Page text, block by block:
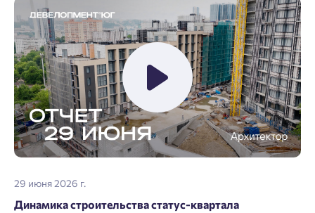
29 июня 2026 г.
Динамика строительства статус-квартала